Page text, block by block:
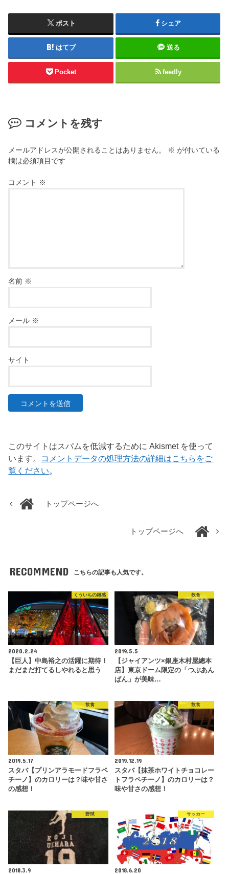
ポスト シェア
はてブ 送る
Pocket feedly
コメントを残す
メールアドレスが公開されることはありません。 ※ が付いている
欄は必須項目です
コメント ※
名前 ※
メール ※
サイト
このサイトはスパムを低減するために Akismet を使って
います。 コメントデータの処理方法の詳細はこちらをご
覧ください。
トップページへ
トップページへ
RECOMMEND こちらの記事も人気です。
くういちの雑感
2020.2.24
【巨人】中島裕之の活躍に期待！
まだまだ打てるしやれると思う
飲食
2019.5.5
【ジャイアンツ×銀座木村屋總本
店】東京ドーム限定の「つぶあん
ぱん」が美味…
飲食
2019.5.17
スタバ【プリンアラモードフラペ
チーノ】のカロリーは？味や甘さ
の感想！
飲食
2019.12.19
スタバ【抹茶ホワイトチョコレー
トフラペチーノ】のカロリーは？
味や甘さの感想！
野球
2018.3.9
サッカー
2018.6.20